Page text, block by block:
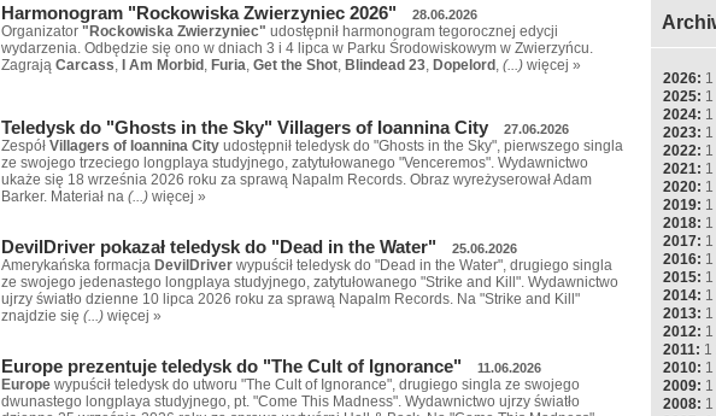
Harmonogram "Rockowiska Zwierzyniec 2026" 28.06.2026
Organizator "Rockowiska Zwierzyniec" udostępnił harmonogram tegorocznej edycji
wydarzenia. Odbędzie się ono w dniach 3 i 4 lipca w Parku Środowiskowym w Zwierzyńcu.
Zagrają Carcass, I Am Morbid , Furia, Get the Shot, Blindead 23, Dopelord , (...) więcej »
Teledysk do "Ghosts in the Sky" Villagers of Ioannina City 27.06.2026
Zespół Villagers of Ioannina City udostępnił teledysk do "Ghosts in the Sky", pierwszego singla
ze swojego trzeciego longplaya studyjnego, zatytułowanego "Venceremos". Wydawnictwo
ukaże się 18 września 2026 roku za sprawą Napalm Records. Obraz wyreżyserował Adam
Barker. Materiał na (...) więcej »
DevilDriver pokazał teledysk do "Dead in the Water" 25.06.2026
Amerykańska formacja DevilDriver wypuścił teledysk do "Dead in the Water", drugiego singla
ze swojego jedenastego longplaya studyjnego, zatytułowanego "Strike and Kill". Wydawnictwo
ujrzy światło dzienne 10 lipca 2026 roku za sprawą Napalm Records. Na "Strike and Kill"
znajdzie się (...) więcej »
Europe prezentuje teledysk do "The Cult of Ignorance" 11.06.2026
Europe wypuścił teledysk do utworu "The Cult of Ignorance", drugiego singla ze swojego
dwunastego longplaya studyjnego, pt. "Come This Madness". Wydawnictwo ujrzy światło
2026: 1
2025: 1
2024: 1
2023: 1
2022: 1
2021: 1
2020: 1
2019: 1
2018: 1
2017: 1
2016: 1
2015: 1
2014: 1
2013: 1
2012: 1
2011: 1
2010: 1
2009: 1
2008: 1